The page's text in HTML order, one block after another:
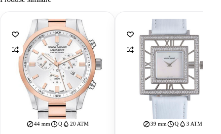
44 mm Q 20 ATM 39 mm Q 3 ATM